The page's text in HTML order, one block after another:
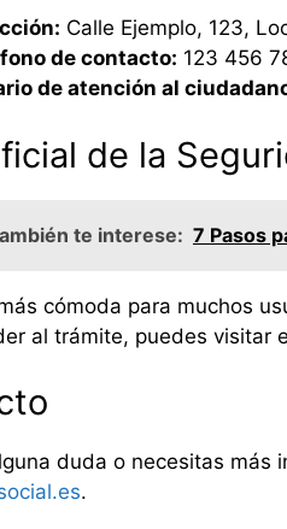
Calle Ejemplo, 123,
de contacto: 123 456
de atención al
de la
te interese: 7 Pasos
cómoda para muchos
al trámite, puedes visitar
duda o necesitas más
.